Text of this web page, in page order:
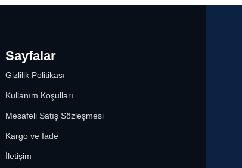
Sayfalar
Gizlilik Politikası
Kullanım Koşulları
Mesafeli Satış Sözleşmesi
Kargo ve İade
İletişim